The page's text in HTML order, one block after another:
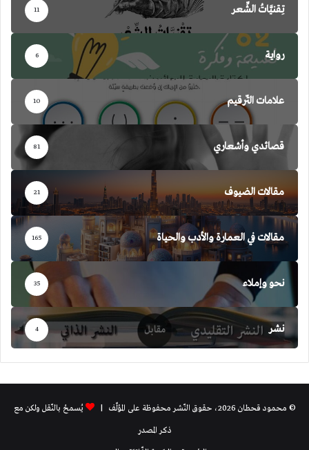
تِقنيَّاتُ الشِّعر 11
رواية 6
علامات التّرقيم 10
قصائدي وأشعاري 81
مقالات الضيوف 21
مقالات في العمارة والأدب والحياة 165
نحو وإملاء 35
نشر 4
© محمود قحطان 2026، حقوق النّشر محفوظة على المؤلّف |
يُسمحُ بالنّقل ولكن مع
ذكر المصدر